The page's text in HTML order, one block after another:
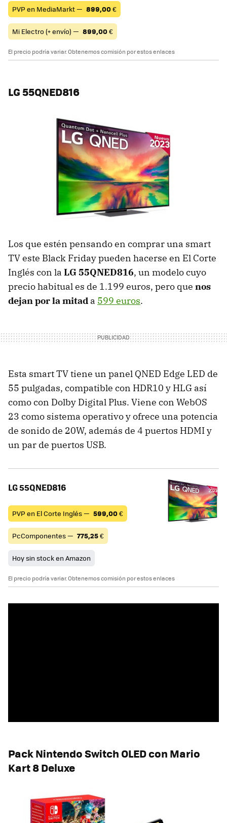
PVP en MediaMarkt — 899,00€
Mi Electro (+ envío) — 899,00€
El precio podría variar. Obtenemos comisión por estos enlaces
LG 55QNED816
Los que estén pensando en comprar una smart
TV este Black Friday pueden hacerse en El Corte
Inglés con la LG 55QNED816, un modelo cuyo
precio habitual es de 1.199 euros, pero que nos
dejan por la mitad a 599 euros.
Esta smart TV tiene un panel QNED Edge LED de
55 pulgadas, compatible con HDR10 y HLG así
como con Dolby Digital Plus. Viene con WebOS
23 como sistema operativo y ofrece una potencia
de sonido de 20W, además de 4 puertos HDMI y
un par de puertos USB.
LG 55QNED816
PVP en El Corte Inglés — 599,00€
PcComponentes — 775,25€
Hoy sin stock en Amazon
El precio podría variar. Obtenemos comisión por estos enlaces
Pack Nintendo Switch OLED con Mario
Kart 8 Deluxe